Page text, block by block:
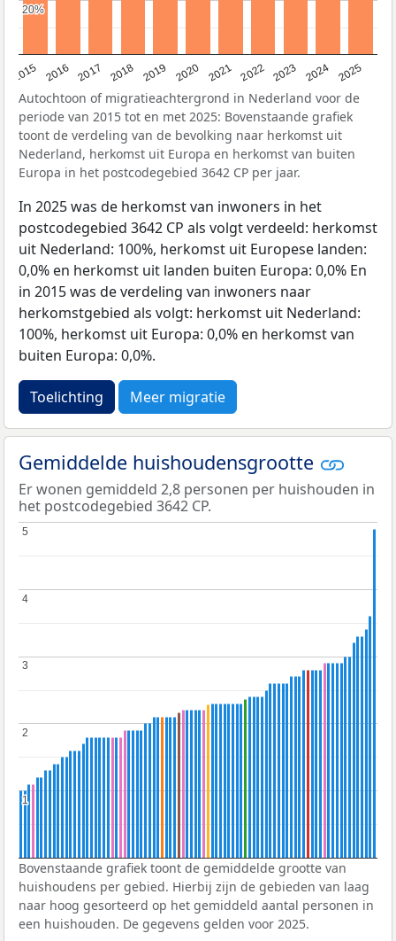
2015 2016 2017 2018 2019 2020 2021 2022 2023 2024 2025
20%
20%
Autochtoon of migratieachtergrond in Nederland voor de
periode van 2015 tot en met 2025: Bovenstaande grafiek
toont de verdeling van de bevolking naar herkomst uit
Nederland, herkomst uit Europa en herkomst van buiten
Europa in het postcodegebied 3642 CP per jaar.
In 2025 was de herkomst van inwoners in het
postcodegebied 3642 CP als volgt verdeeld: herkomst
uit Nederland: 100%, herkomst uit Europese landen:
0,0% en herkomst uit landen buiten Europa: 0,0% En
in 2015 was de verdeling van inwoners naar
herkomstgebied als volgt: herkomst uit Nederland:
100%, herkomst uit Europa: 0,0% en herkomst van
buiten Europa: 0,0%.
Toelichting Meer migratie
Gemiddelde huishoudensgrootte
Er wonen gemiddeld 2,8 personen per huishouden in
het postcodegebied 3642 CP.
1
1
2
2
3
3
4
4
5
5
Bovenstaande grafiek toont de gemiddelde grootte van
huishoudens per gebied. Hierbij zijn de gebieden van laag
naar hoog gesorteerd op het gemiddeld aantal personen in
een huishouden. De gegevens gelden voor 2025.